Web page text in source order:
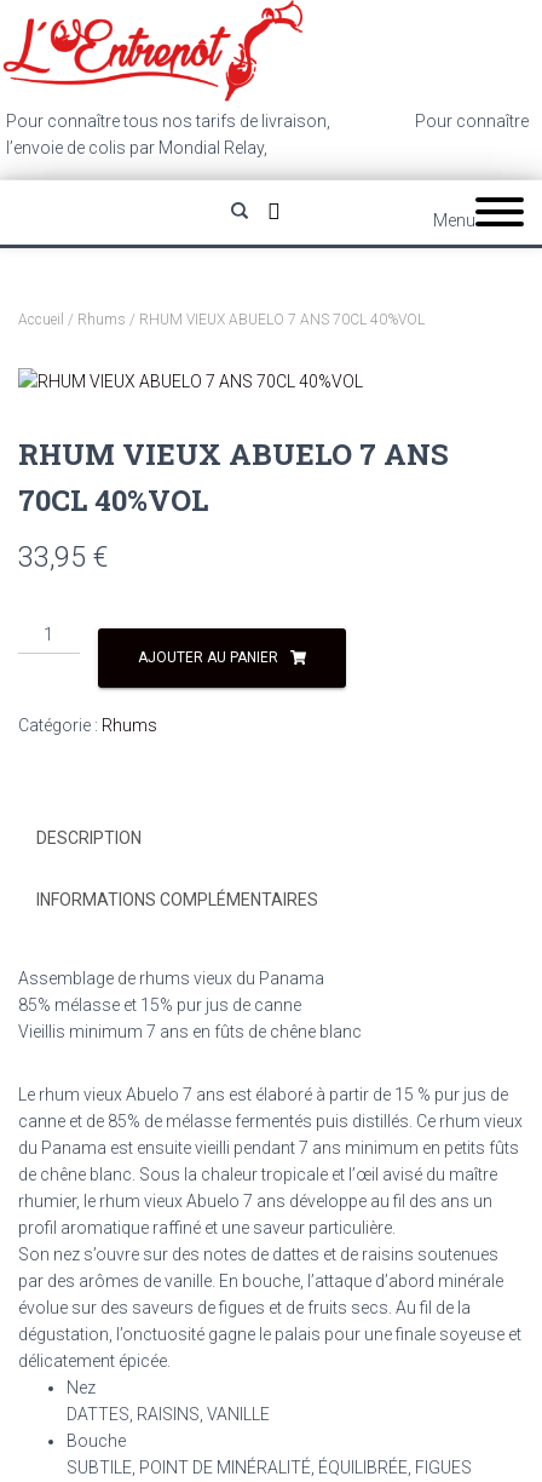
Pour connaître tous nos tarifs de livraison,
Pour connaître
l’envoie de colis par Mondial Relay,
Menu
Accueil / Rhums / RHUM VIEUX ABUELO 7 ANS 70CL 40%VOL
RHUM VIEUX ABUELO 7 ANS
70CL 40%VOL
33,95 €
AJOUTER AU PANIER
Catégorie : Rhums
DESCRIPTION
INFORMATIONS COMPLÉMENTAIRES
Assemblage de rhums vieux du Panama
85% mélasse et 15% pur jus de canne
Vieillis minimum 7 ans en fûts de chêne blanc
Le rhum vieux Abuelo 7 ans est élaboré à partir de 15 % pur jus de
canne et de 85% de mélasse fermentés puis distillés. Ce rhum vieux
du Panama est ensuite vieilli pendant 7 ans minimum en petits fûts
de chêne blanc. Sous la chaleur tropicale et l’œil avisé du maître
rhumier, le rhum vieux Abuelo 7 ans développe au fil des ans un
profil aromatique raffiné et une saveur particulière.
Son nez s’ouvre sur des notes de dattes et de raisins soutenues
par des arômes de vanille. En bouche, l’attaque d’abord minérale
évolue sur des saveurs de figues et de fruits secs. Au fil de la
dégustation, l’onctuosité gagne le palais pour une finale soyeuse et
délicatement épicée.
Nez
DATTES, RAISINS, VANILLE
Bouche
SUBTILE, POINT DE MINÉRALITÉ, ÉQUILIBRÉE, FIGUES